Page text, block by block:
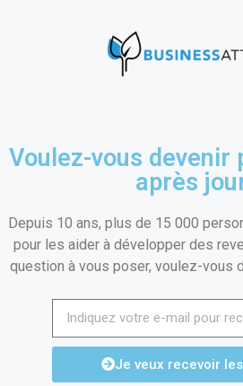
Voulez-vous devenir
après
Depuis 10 ans, plus de 15 000
pour les aider à développer des
question à vous poser, voulez-vous
Je veux recevoir